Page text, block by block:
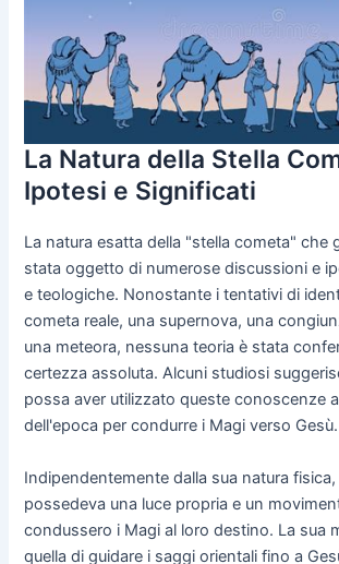
La Natura della Stella
Ipotesi e Significati
La natura esatta della "stella cometa" che
stata oggetto di numerose discussioni e
e teologiche. Nonostante i tentativi di
cometa reale, una supernova, una
una meteora, nessuna teoria è stata
certezza assoluta. Alcuni studiosi
possa aver utilizzato queste conoscenze
dell'epoca per condurre i Magi verso Gesù.
Indipendentemente dalla sua natura fisica,
possedeva una luce propria e un
condussero i Magi al loro destino. La sua
quella di guidare i saggi orientali fino a